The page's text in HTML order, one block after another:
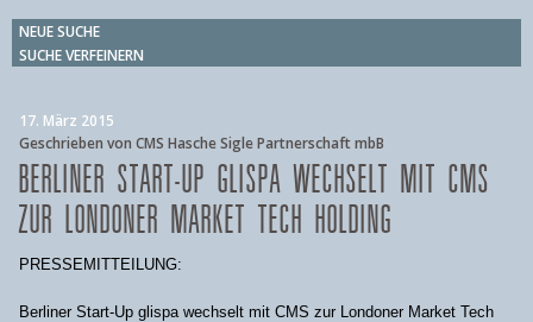
NEUE SUCHE
SUCHE VERFEINERN
17. März 2015
Geschrieben von CMS Hasche Sigle Partnerschaft mbB
BERLINER START-UP GLISPA WECHSELT MIT CMS
ZUR LONDONER MARKET TECH HOLDING
PRESSEMITTEILUNG:
Berliner Start-Up glispa wechselt mit CMS zur Londoner Market Tech